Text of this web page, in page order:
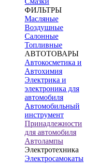
ФИЛЬТРЫ
Масляные
Воздушные
Салонные
Топливные
АВТОТОВАРЫ
Автокосметика и
Автохимия
Электрика и
электроника для
автомобиля
Автомобильный
инструмент
Принадлежности
для автомобиля
Автолампы
Электротехника
Электросамокаты